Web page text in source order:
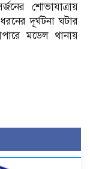
শোভাযাত্রায়
দূর্ঘটনা ঘটার
মডেল থানায়